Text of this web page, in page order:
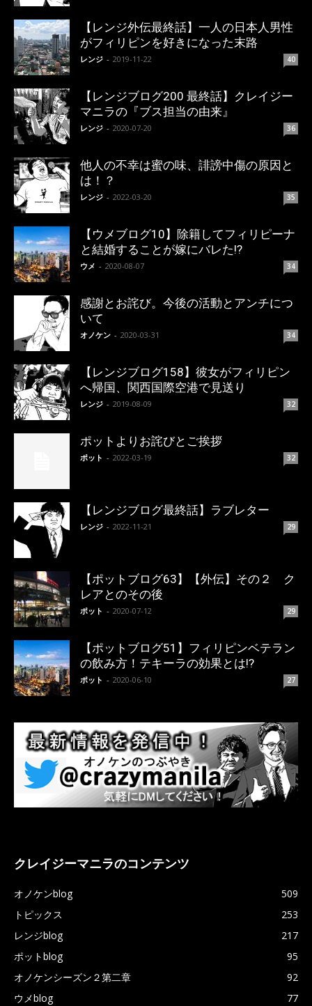
【レンジ外伝最終話】一人の日本人男性
がフィリピンを好きになった末路
レンジ - 2019-11-22 40
【レンジブログ200 最終話】クレイジー
マニラの『ブス担当の由来』
レンジ - 2020-07-20 36
他人の不幸は蜜の味、誹謗中傷の原因と
は！？
レンジ - 2022-03-20 35
【ウメブログ10】除籍してフィリピーナ
と結婚することが嫁にバレた!?
ウメ - 2020-08-07 34
感謝とお詫び。今後の活動とアンチにつ
いて
オノケン - 2020-03-31 34
【レンジブログ158】彼女がフィリピン
へ帰国、関西国際空港で見送り
レンジ - 2019-08-09 32
ポットよりお詫びとご挨拶
ポット - 2022-03-19 32
【レンジブログ最終話】ラブレター
レンジ - 2022-11-21 29
【ポットブログ63】【外伝】その２ ク
レアとのその後
ポット - 2020-07-12 29
【ポットブログ51】フィリピンベテラン
の飲み方！テキーラの効果とは!?
ポット - 2020-06-10 27
クレイジーマニラのコンテンツ
オノケンblog
509
トピックス
253
レンジblog
217
ポットblog
95
オノケンシーズン２第二章
92
ウメblog
77